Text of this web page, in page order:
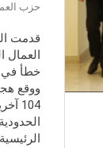
حزب العمال
العمال
خطأ في